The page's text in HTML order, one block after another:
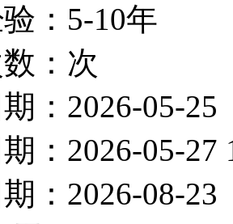
：5-10年
： 次
：2026-05-25
：2026-05-27
：2026-08-23